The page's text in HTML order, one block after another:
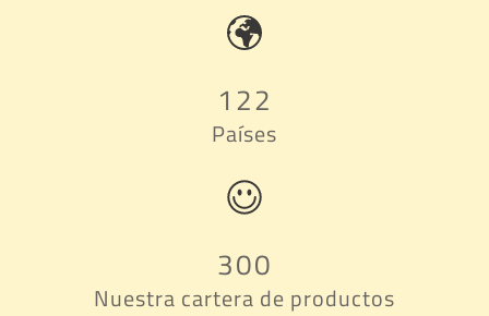
122
Países
300
Nuestra cartera de productos